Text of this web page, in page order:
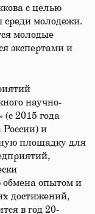
с целью
среди молодежи.
молодые
экспертами и
научно-
(с 2015 года
России) и
площадку для
обмена опытом и
достижений,
в год 20-